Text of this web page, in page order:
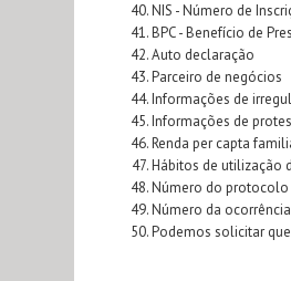
NIS - Número de
BPC - Benefício de
Auto declaração
Parceiro de negócios
Informações de
Informações de
Renda per capta
Hábitos de utilização
Número do
Número da
Podemos solicitar